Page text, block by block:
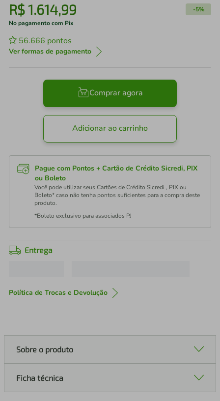
R$1.614,99 -5%
No pagamento com Pix
56.666 pontos
Ver formas de pagamento
Comprar agora
Adicionar ao carrinho
Pague com Pontos + Cartão de Crédito Sicredi, PIX
ou Boleto
Você pode utilizar seus Cartões de Crédito Sicredi , PIX ou
Boleto* caso não tenha pontos suficientes para a compra deste
produto.
*Boleto exclusivo para associados PJ
Entrega
Política de Trocas e Devolução
Sobre o produto
Ficha técnica